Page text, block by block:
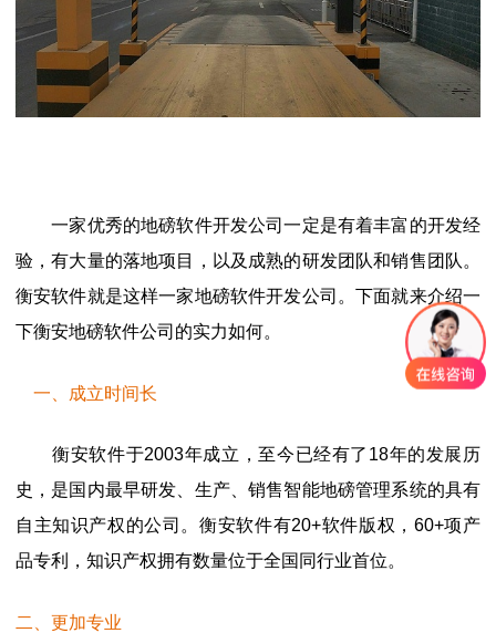
一家优秀的地磅软件开发公司一定是有着丰富的开发经
验，有大量的落地项目，以及成熟的研发团队和销售团队。
衡安软件就是这样一家地磅软件开发公司。下面就来介绍一
下衡安地磅软件公司的实力如何。
一、成立时间长
衡安软件于2003年成立，至今已经有了18年的发展历
史，是国内最早研发、生产、销售智能地磅管理系统的具有
自主知识产权的公司。衡安软件有20+软件版权，60+项产
品专利，知识产权拥有数量位于全国同行业首位。
二、更加专业